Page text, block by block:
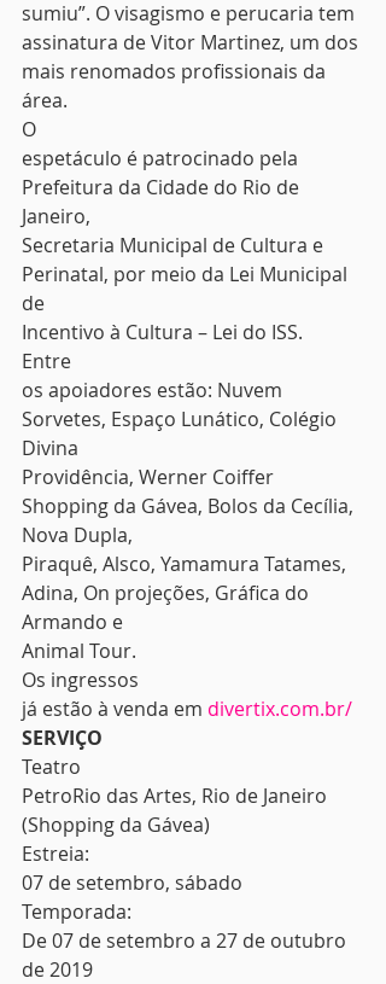
sumiu”. O visagismo e perucaria tem
assinatura de Vitor Martinez, um dos
mais renomados profissionais da
área.
O
espetáculo é patrocinado pela
Prefeitura da Cidade do Rio de
Janeiro,
Secretaria Municipal de Cultura e
Perinatal, por meio da Lei Municipal
de
Incentivo à Cultura – Lei do ISS.
Entre
os apoiadores estão: Nuvem
Sorvetes, Espaço Lunático, Colégio
Divina
Providência, Werner Coiffer
Shopping da Gávea, Bolos da Cecília,
Nova Dupla,
Piraquê, Alsco, Yamamura Tatames,
Adina, On projeções, Gráfica do
Armando e
Animal Tour.
Os ingressos
já estão à venda em divertix.com.br/
SERVIÇO
Teatro
PetroRio das Artes, Rio de Janeiro
(Shopping da Gávea)
Estreia:
07 de setembro, sábado
Temporada:
De 07 de setembro a 27 de outubro
de 2019